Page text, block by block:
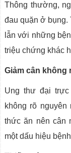
Thông thường,
đau quặn ở bụng.
lẫn với những
triệu chứng khác
Giảm cân không
Ung thư đại trực
không rõ
thức ăn nên cân
một dấu hiệu